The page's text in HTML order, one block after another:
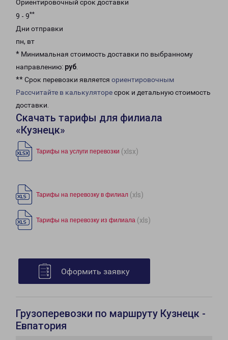
Ориентировочный срок доставки
9 - 9**
Дни отправки
пн, вт
* Минимальная стоимость доставки по выбранному
направлению: руб.
** Срок перевозки является ориентировочным
Рассчитайте в калькуляторесрок и детальную стоимость
доставки.
Скачать тарифы для филиала
«Кузнецк»
Тарифы на услуги перевозки (xlsx)
Тарифы на перевозку в филиал (xls)
Тарифы на перевозку из филиала (xls)
Оформить заявку
Грузоперевозки по маршруту Кузнецк -
Евпатория